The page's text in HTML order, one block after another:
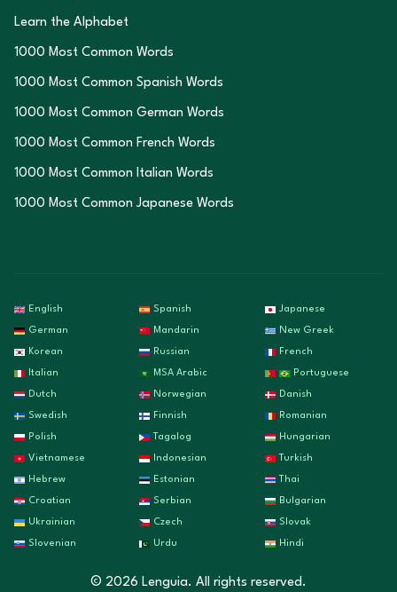
Learn the Alphabet
1000 Most Common Words
1000 Most Common Spanish Words
1000 Most Common German Words
1000 Most Common French Words
1000 Most Common Italian Words
1000 Most Common Japanese Words
English Spanish Japanese
German Mandarin New Greek
Korean Russian French
Italian MSA Arabic Portuguese
Dutch Norwegian Danish
Swedish Finnish Romanian
Polish Tagalog Hungarian
Vietnamese Indonesian Turkish
Hebrew Estonian Thai
Croatian Serbian Bulgarian
Ukrainian Czech Slovak
Slovenian Urdu Hindi
© 2026 Lenguia. All rights reserved.